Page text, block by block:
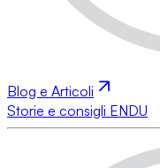
Blog e Articoli
Storie e consigli ENDU